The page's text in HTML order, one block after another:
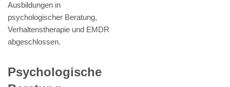
Ausbildungen in
psychologischer Beratung,
Verhaltenstherapie und EMDR
abgeschlossen.
Psychologische